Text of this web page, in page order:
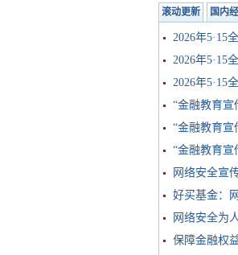
滚动更新 国内
2026年5·15
2026年5·15
2026年5·15
“金融教育宣
“金融教育宣
“金融教育宣
网络安全宣
好买基金：
网络安全为
保障金融权